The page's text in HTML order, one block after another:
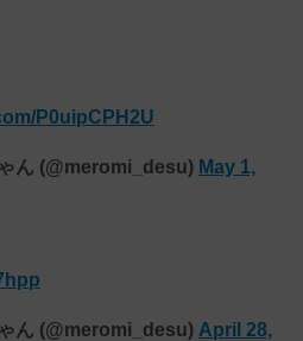
P0uipCPH2U
ん (@meromi_desu) May 1,
ん (@meromi_desu) April 28,